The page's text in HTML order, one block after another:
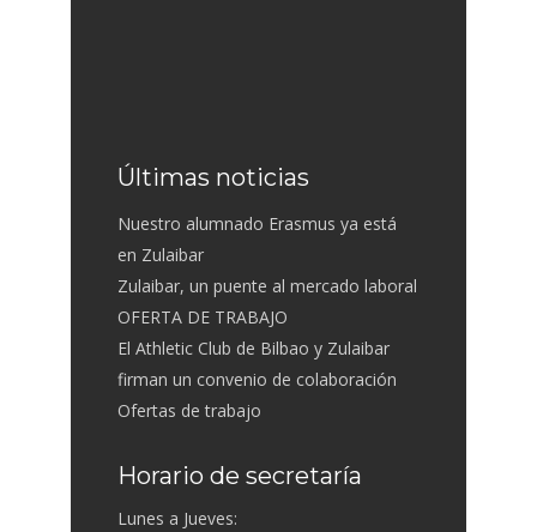
Últimas noticias
Nuestro alumnado Erasmus ya está
en Zulaibar
Zulaibar, un puente al mercado laboral
OFERTA DE TRABAJO
El Athletic Club de Bilbao y Zulaibar
firman un convenio de colaboración
Ofertas de trabajo
Horario de secretaría
Lunes a Jueves: